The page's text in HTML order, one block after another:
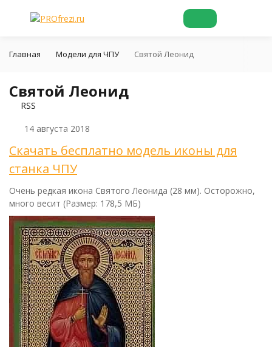
Главная Модели для ЧПУ Святой Леонид
Святой Леонид
RSS
14 августа 2018
Скачать бесплатно модель иконы для
станка ЧПУ
Очень редкая икона Святого Леонида (28 мм). Осторожно,
много весит (Размер: 178,5 МБ)